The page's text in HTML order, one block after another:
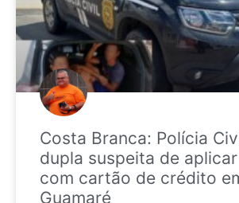
Costa Branca: Polícia
dupla suspeita de
com cartão de crédito
Guamaré